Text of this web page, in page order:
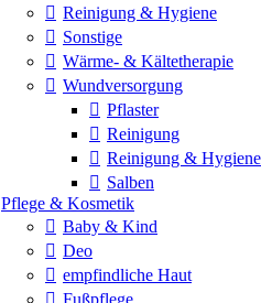
Reinigung & Hygiene
Sonstige
Wärme- & Kältetherapie
Wundversorgung
Pflaster
Reinigung
Reinigung & Hygiene
Salben
Pflege & Kosmetik
Baby & Kind
Deo
empfindliche Haut
Fußpflege